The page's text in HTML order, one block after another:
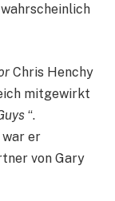
Chris Henchy
mitgewirkt
“.
war er
von Gary